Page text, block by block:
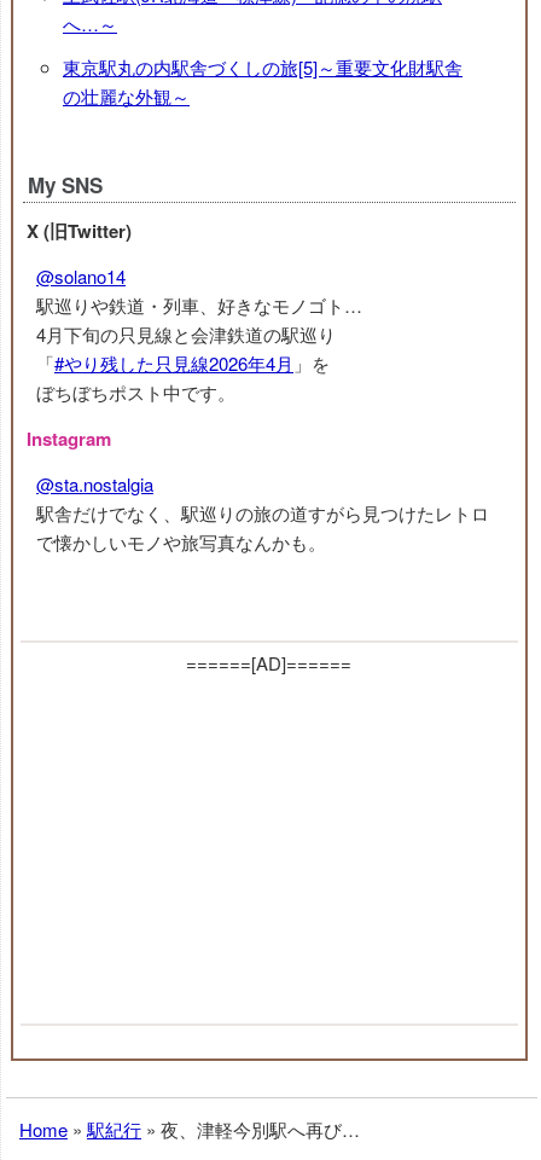
へ…～
東京駅丸の内駅舎づくしの旅[5]～重要文化財駅舎
の壮麗な外観～
My SNS
X (旧Twitter)
@solano14
駅巡りや鉄道・列車、好きなモノゴト…
4月下旬の只見線と会津鉄道の駅巡り
「#やり残した只見線2026年4月 」を
ぼちぼちポスト中です。
Instagram
@sta.nostalgia
駅舎だけでなく、駅巡りの旅の道すがら見つけたレトロ
で懐かしいモノや旅写真なんかも。
======[AD]======
Home » 駅紀行 » 夜、津軽今別駅へ再び…